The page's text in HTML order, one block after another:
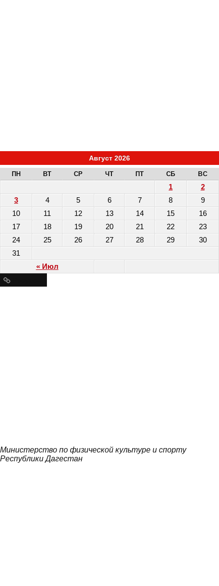
Август 2026
ПН ВТ СР ЧТ ПТ СБ ВС
« Июл
1
2
3
4 5 6 7 8
9
10
11 12 13 14 15
16
17
18 19 20 21 22
23
24
25 26 27 28 29
30
31
Министерство по физической культуре и спорту
Республики Дагестан